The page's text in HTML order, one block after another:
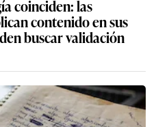
coinciden: las
contenido en sus
buscar validación